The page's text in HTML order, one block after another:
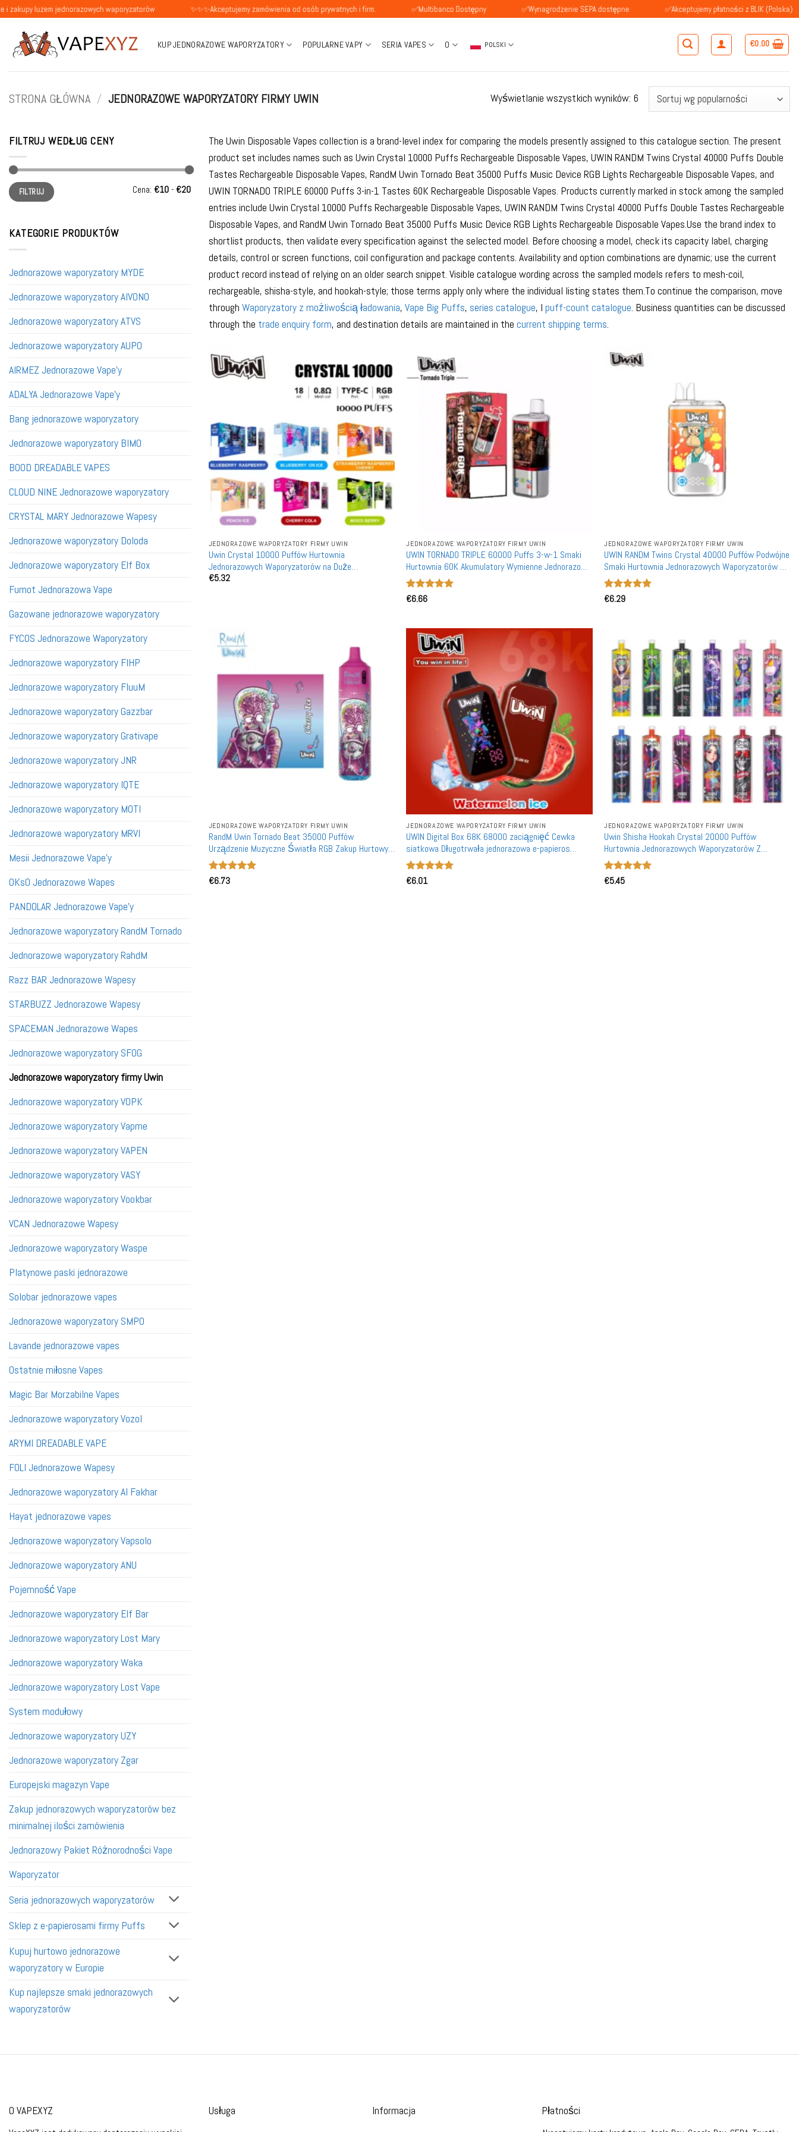
Przewiń
zawartości
luzem jednorazowych waporyzatorów ✨✨✨Akceptujemy zamówienia od osób prywatnych i firm. ✅Multibanco Dostępny ✅Wynagrodzenie SEPA dostępne ✅Akceptujemy płatności z BLIK (Polska)
KUP JEDNORAZOWE WAPORYZATORY POPULARNE VAPY SERIA VAPES O POLSKI €0.00
STRONA GŁÓWNA / JEDNORAZOWE WAPORYZATORY FIRMY UWIN Wyświetlanie wszystkich wyników: 6Posortowane
według
FILTRUJ WEDŁUG CENY
Cena
min
Cena
maxFILTRUJ Cena: €10 - €20
KATEGORIE PRODUKTÓW
Jednorazowe waporyzatory MYDE
Jednorazowe waporyzatory AIVONO
Jednorazowe waporyzatory ATVS
Jednorazowe waporyzatory AUPO
AIRMEZ Jednorazowe Vape'y
ADALYA Jednorazowe Vape'y
Bang jednorazowe waporyzatory
Jednorazowe waporyzatory BIMO
BOOD DREADABLE VAPES
CLOUD NINE Jednorazowe waporyzatory
CRYSTAL MARY Jednorazowe Wapesy
Jednorazowe waporyzatory Doloda
Jednorazowe waporyzatory Elf Box
Fumot Jednorazowa Vape
Gazowane jednorazowe waporyzatory
FYCOS Jednorazowe Waporyzatory
Jednorazowe waporyzatory FIHP
Jednorazowe waporyzatory FluuM
Jednorazowe waporyzatory Gazzbar
Jednorazowe waporyzatory Grativape
Jednorazowe waporyzatory JNR
Jednorazowe waporyzatory IQTE
Jednorazowe waporyzatory MOTI
Jednorazowe waporyzatory MRVI
Mesii Jednorazowe Vape'y
OKsO Jednorazowe Wapes
PANDOLAR Jednorazowe Vape'y
Jednorazowe waporyzatory RandM Tornado
Jednorazowe waporyzatory RahdM
Razz BAR Jednorazowe Wapesy
STARBUZZ Jednorazowe Wapesy
SPACEMAN Jednorazowe Wapes
Jednorazowe waporyzatory SFOG
Jednorazowe waporyzatory firmy Uwin
Jednorazowe waporyzatory VOPK
Jednorazowe waporyzatory Vapme
Jednorazowe waporyzatory VAPEN
Jednorazowe waporyzatory VASY
Jednorazowe waporyzatory Vookbar
VCAN Jednorazowe Wapesy
Jednorazowe waporyzatory Waspe
Platynowe paski jednorazowe
Solobar jednorazowe vapes
Jednorazowe waporyzatory SMPO
Lavande jednorazowe vapes
Ostatnie miłosne Vapes
Magic Bar Morzabilne Vapes
Jednorazowe waporyzatory Vozol
ARYMI DREADABLE VAPE
FOLI Jednorazowe Wapesy
Jednorazowe waporyzatory Al Fakhar
Hayat jednorazowe vapes
Jednorazowe waporyzatory Vapsolo
Jednorazowe waporyzatory ANU
Pojemność Vape
Jednorazowe waporyzatory Elf Bar
Jednorazowe waporyzatory Lost Mary
Jednorazowe waporyzatory Waka
Jednorazowe waporyzatory Lost Vape
System modułowy
Jednorazowe waporyzatory UZY
Jednorazowe waporyzatory Zgar
Europejski magazyn Vape
Zakup jednorazowych waporyzatorów bez
minimalnej ilości zamówienia
Jednorazowy Pakiet Różnorodności Vape
Waporyzator
Seria jednorazowych waporyzatorów
Sklep z e-papierosami firmy Puffs
Kupuj hurtowo jednorazowe
waporyzatory w Europie
Kup najlepsze smaki jednorazowych
waporyzatorów
The Uwin Disposable Vapes collection is a brand-level index for comparing the models presently assigned to this catalogue section. The present
product set includes names such as Uwin Crystal 10000 Puffs Rechargeable Disposable Vapes, UWIN RANDM Twins Crystal 40000 Puffs Double
Tastes Rechargeable Disposable Vapes, RandM Uwin Tornado Beat 35000 Puffs Music Device RGB Lights Rechargeable Disposable Vapes, and
UWIN TORNADO TRIPLE 60000 Puffs 3-in-1 Tastes 60K Rechargeable Disposable Vapes. Products currently marked in stock among the sampled
entries include Uwin Crystal 10000 Puffs Rechargeable Disposable Vapes, UWIN RANDM Twins Crystal 40000 Puffs Double Tastes Rechargeable
Disposable Vapes, and RandM Uwin Tornado Beat 35000 Puffs Music Device RGB Lights Rechargeable Disposable Vapes.Use the brand index to
shortlist products, then validate every specification against the selected model. Before choosing a model, check its capacity label, charging
details, control or screen functions, coil configuration and package contents. Availability and option combinations are dynamic; use the current
product record instead of relying on an older search snippet. Visible catalogue wording across the sampled models refers to mesh-coil,
rechargeable, shisha-style, and hookah-style; those terms apply only where the individual listing states them.To continue the comparison, move
through Waporyzatory z możliwością ładowania, Vape Big Puffs, series catalogue, I puff-count catalogue. Business quantities can be discussed
through the trade enquiry form, and destination details are maintained in the current shipping terms.
JEDNORAZOWE WAPORYZATORY FIRMY UWIN
Uwin Crystal 10000 Puffów Hurtownia
Jednorazowych Waporyzatorów na Duże
Zamówienia, Możliwość Ponownego Naładowania
€5.32
JEDNORAZOWE WAPORYZATORY FIRMY UWIN
UWIN TORNADO TRIPLE 60000 Puffs 3-w-1 Smaki
Hurtownia 60K Akumulatory Wymienne Jednorazowe
Vape'a Luzem
Oceniono
€6.66
JEDNORAZOWE WAPORYZATORY FIRMY UWIN
UWIN RANDM Twins Crystal 40000 Puffów Podwójne
Smaki Hurtownia Jednorazowych Waporyzatorów Z
Możliwością Ponownego Naładowania
Oceniono
€6.29
JEDNORAZOWE WAPORYZATORY FIRMY UWIN
RandM Uwin Tornado Beat 35000 Puffów
Urządzenie Muzyczne Światła RGB Zakup Hurtowy
Akumulatory Waporyzatory Jednorazoweładne Detal
Oceniono
€6.73
JEDNORAZOWE WAPORYZATORY FIRMY UWIN
UWIN Digital Box 68K 68000 zaciągnięć Cewka
siatkowa Długotrwała jednorazowa e-papieros
Hurtownia Zakup luzem
Oceniono
€6.01
JEDNORAZOWE WAPORYZATORY FIRMY UWIN
Uwin Shisha Hookah Crystal 20000 Puffów
Hurtownia Jednorazowych Waporyzatorów Z
Możliwością Ponownego Naładowania
Oceniono
€5.45
O VAPEXYZ Usługa Informacja Płatności